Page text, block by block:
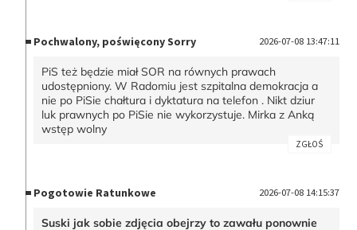
Pochwalony, poświęcony Sorry 2026-07-08 13:47:11
PiS też będzie miał SOR na równych prawach
udostępniony. W Radomiu jest szpitalna demokracja a
nie po PiSie chałtura i dyktatura na telefon . Nikt dziur
luk prawnych po PiSie nie wykorzystuje. Mirka z Anką
wstęp wolny
ZGŁOŚ
Pogotowie Ratunkowe 2026-07-08 14:15:37
Suski jak sobie zdjęcia obejrzy to zawału ponownie